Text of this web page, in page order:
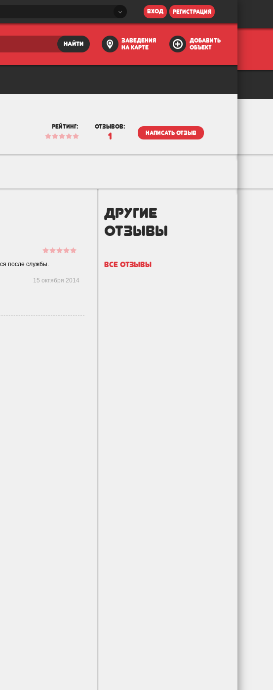
вход регистрация
найти
заведения
на карте
добавить
объект
рейтинг: отзывов:
1 написать отзыв
после службы.
15 октября 2014
другие
отзывы
Все отзывы